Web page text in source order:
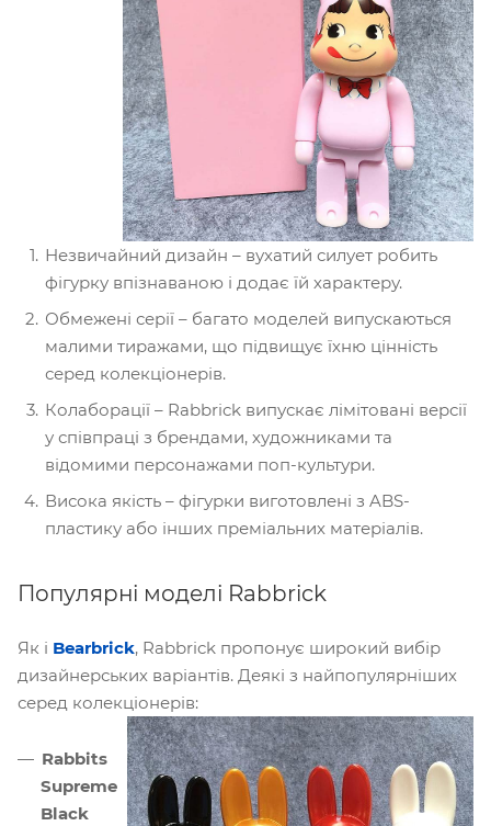
Незвичайний дизайн – вухатий силует робить
фігурку впізнаваною і додає їй характеру.
Обмежені серії – багато моделей випускаються
малими тиражами, що підвищує їхню цінність
серед колекціонерів.
Колаборації – Rabbrick випускає лімітовані версії
у співпраці з брендами, художниками та
відомими персонажами поп-культури.
Висока якість – фігурки виготовлені з ABS-
пластику або інших преміальних матеріалів.
Популярні моделі Rabbrick
Як і Bearbrick, Rabbrick пропонує широкий вибір
дизайнерських варіантів. Деякі з найпопулярніших
серед колекціонерів:
Rabbits
Supreme
Black